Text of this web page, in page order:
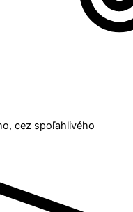
cez spoľahlivého